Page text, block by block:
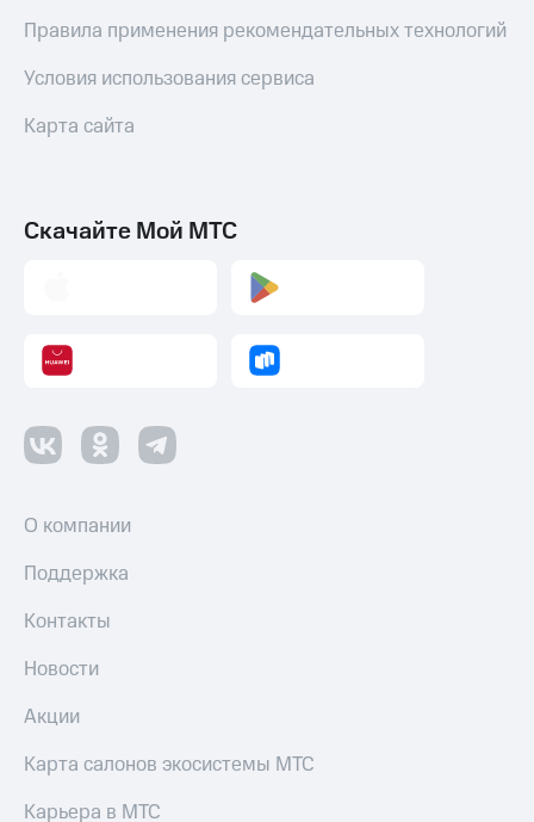
Правила применения рекомендательных технологий
Условия использования сервиса
Карта сайта
Скачайте Мой МТС
О компании
Поддержка
Контакты
Новости
Акции
Карта салонов экосистемы МТС
Карьера в МТС